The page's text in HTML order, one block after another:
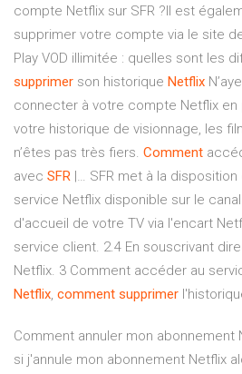
compte Netflix sur SFR ?Il est
supprimer votre compte via le site
Play VOD illimitée : quelles sont les
supprimer son historique Netflix
connecter à votre compte Netflix
votre historique de visionnage, les
n’êtes pas très fiers. Comment
avec SFR |… SFR met à la
service Netflix disponible sur le
d'accueil de votre TV via l'encart
service client. 2.4 En souscrivant
Netflix. 3 Comment accéder au
Netflix, comment supprimer
Comment annuler mon abonnement
si j'annule mon abonnement Netflix